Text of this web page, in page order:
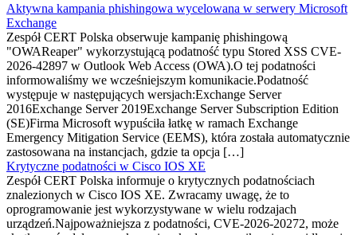
Aktywna kampania phishingowa wycelowana w serwery Microsoft
Exchange
Zespół CERT Polska obserwuje kampanię phishingową
"OWAReaper" wykorzystującą podatność typu Stored XSS CVE-
2026-42897 w Outlook Web Access (OWA).O tej podatności
informowaliśmy we wcześniejszym komunikacie.Podatność
występuje w następujących wersjach:Exchange Server
2016Exchange Server 2019Exchange Server Subscription Edition
(SE)Firma Microsoft wypuściła łatkę w ramach Exchange
Emergency Mitigation Service (EEMS), która została automatycznie
zastosowana na instancjach, gdzie ta opcja […]
Krytyczne podatności w Cisco IOS XE
Zespół CERT Polska informuje o krytycznych podatnościach
znalezionych w Cisco IOS XE. Zwracamy uwagę, że to
oprogramowanie jest wykorzystywane w wielu rodzajach
urządzeń.Najpoważniejsza z podatności, CVE-2026-20272, może